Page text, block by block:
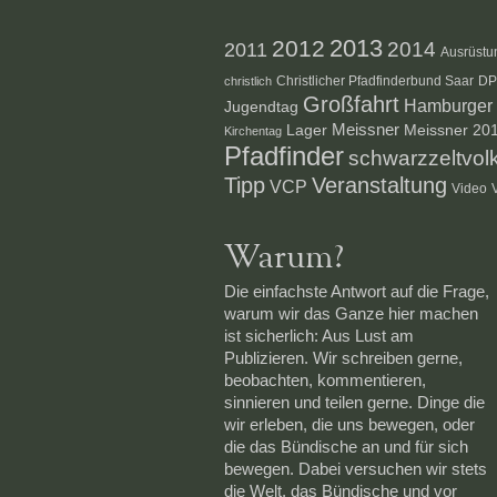
2011 2012 2013 2014
christlich Christlicher Pfadfinderbund Saar
Jugendtag Großfahrt
Kirchentag Lager Meissner Meissner
Pfadfinder
Tipp VCP Veranstaltung Video
Warum?
Die einfachste Antwort auf die Frage,
warum wir das Ganze hier machen
ist sicherlich: Aus Lust am
Publizieren. Wir schreiben gerne,
beobachten, kommentieren,
sinnieren und teilen gerne. Dinge die
wir erleben, die uns bewegen, oder
die das Bündische an und für sich
bewegen. Dabei versuchen wir stets
die Welt, das Bündische und vor